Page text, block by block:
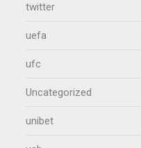
twitter
uefa
ufc
Uncategorized
unibet